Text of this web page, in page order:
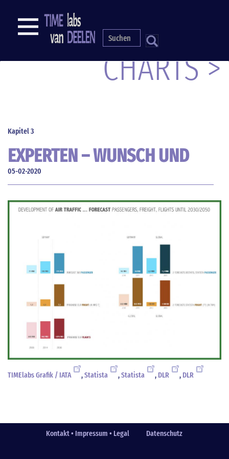
S
NAVIGATION
CHARTS >
Kapitel 3
EXPERTEN – WUNSCH UND
WIRKLICHKEIT (4)
05-02-2020
TIMElabs Grafik / IATA ,Statista ,Statista , DLR , DLR
Fußzeile
Kontakt • Impressum • Legal Datenschutz